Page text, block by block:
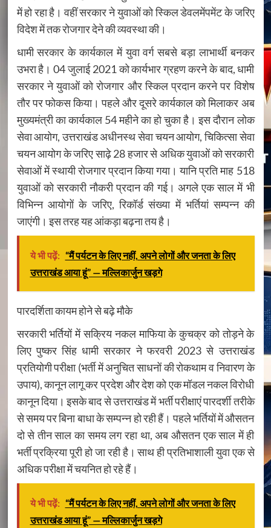
में हो रहा है। वहीं सरकार ने युवाओं को स्किल डेवलमेंपमेंट के जरिए
विदेश में तक रोजगार देने की व्यवस्था की।
धामी सरकार के कार्यकाल में युवा वर्ग सबसे बड़ा लाभार्थी बनकर
उभरा है। 04 जुलाई 2021 को कार्यभार ग्रहण करने के बाद, धामी
सरकार ने युवाओं को रोजगार और स्किल प्रदान करने पर विशेष
तौर पर फोकस किया। पहले और दूसरे कार्यकाल को मिलाकर अब
मुख्यमंत्री का कार्यकाल 54 महीने का हो चुका है। इस दौरान लोक
सेवा आयोग, उत्तराखंड अधीनस्थ सेवा चयन आयोग, चिकित्सा सेवा
चयन आयोग के जरिए साढ़े 28 हजार से अधिक युवाओं को सरकारी
सेवाओं में स्थायी रोजगार प्रदान किया गया। यानि प्रति माह 518
युवाओं को सरकारी नौकरी प्रदान की गई। अगले एक साल में भी
विभिन्न आयोगों के जरिए, रिकॉर्ड संख्या में भर्तियां सम्पन्न की
जाएंगी। इस तरह यह आंकड़ा बढ़ना तय है।
ये भी पढ़ें: “मैं पर्यटन के लिए नहीं, अपने लोगों और जनता के लिए
उत्तराखंड आया हूं” — मल्लिकार्जुन खड़गे
पारदर्शिता कायम होने से बढ़े मौके
सरकारी भर्तियों में सक्रिय नकल माफिया के कुचक्र को तोड़ने के
लिए पुष्कर सिंह धामी सरकार ने फरवरी 2023 से उत्तराखंड
प्रतियोगी परीक्षा (भर्ती में अनुचित साधनों की रोकथाम व निवारण के
उपाय), कानून लागू कर प्रदेश और देश को एक मॉडल नकल विरोधी
कानून दिया। इसके बाद से उत्तराखंड में भर्ती परीक्षाएं पारदर्शी तरीके
से समय पर बिना बाधा के सम्पन्न हो रही हैं। पहले भर्तियों में औसतन
दो से तीन साल का समय लग रहा था, अब औसतन एक साल में ही
भर्ती प्रक्रिया पूरी हो जा रही है। साथ ही प्रतिभाशाली युवा एक से
अधिक परीक्षा में चयनित हो रहे हैं।
ये भी पढ़ें: “मैं पर्यटन के लिए नहीं, अपने लोगों और जनता के लिए
उत्तराखंड आया हूं” — मल्लिकार्जुन खड़गे